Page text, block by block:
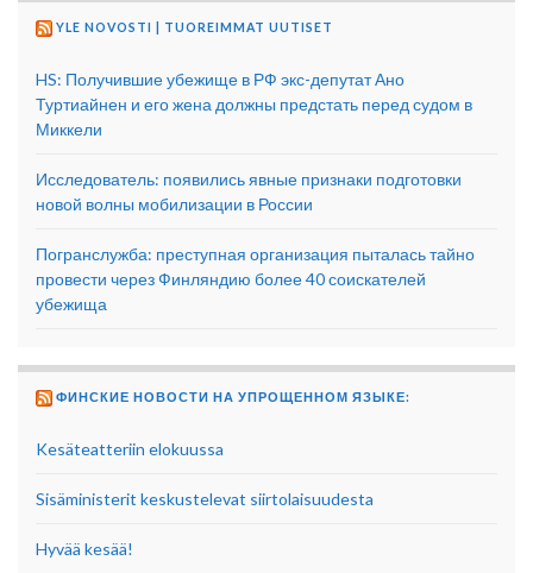
YLE NOVOSTI | TUOREIMMAT UUTISET
HS: Получившие убежище в РФ экс-депутат Ано
Туртиайнен и его жена должны предстать перед судом в
Миккели
Исследователь: появились явные признаки подготовки
новой волны мобилизации в России
Погранслужба: преступная организация пыталась тайно
провести через Финляндию более 40 соискателей
убежища
ФИНСКИЕ НОВОСТИ НА УПРОЩЕННОМ ЯЗЫКЕ:
Kesäteatteriin elokuussa
Sisäministerit keskustelevat siirtolaisuudesta
Hyvää kesää!